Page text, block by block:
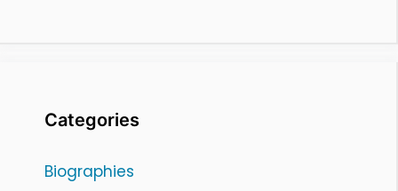
Categories
Biographies